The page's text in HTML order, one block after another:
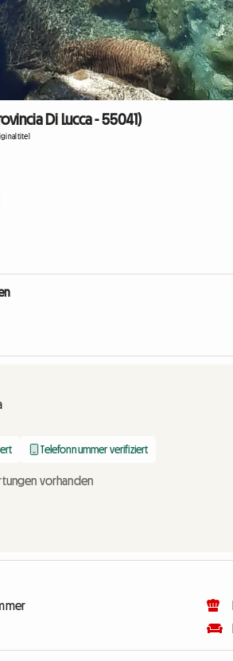
Di Lucca - 55041)
Telefonnummer verifiziert
vorhanden